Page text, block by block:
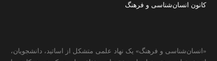
کانون انسان‌شناسی و فرهنگ
«انسان‌شناسی و فرهنگ» یک نهاد علمی متشکل از اساتید، دانشجویان،